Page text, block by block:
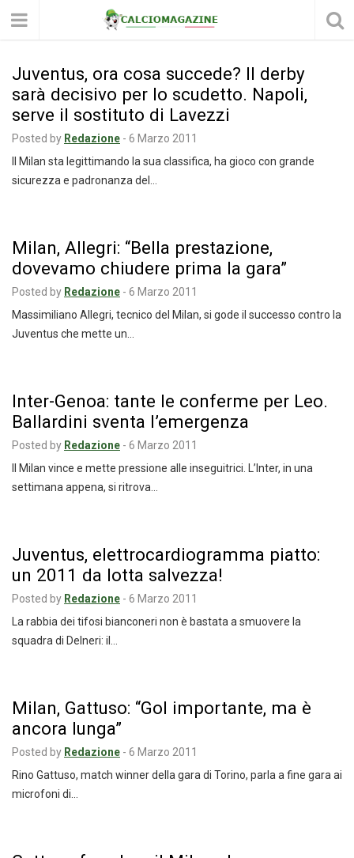
Juventus, ora cosa succede? Il derby
sarà decisivo per lo scudetto. Napoli,
serve il sostituto di Lavezzi
Posted by Redazione - 6 Marzo 2011
Il Milan sta legittimando la sua classifica, ha gioco con grande
sicurezza e padronanza del…
Milan, Allegri: “Bella prestazione,
dovevamo chiudere prima la gara”
Posted by Redazione - 6 Marzo 2011
Massimiliano Allegri, tecnico del Milan, si gode il successo contro la
Juventus che mette un…
Inter-Genoa: tante le conferme per Leo.
Ballardini sventa l’emergenza
Posted by Redazione - 6 Marzo 2011
Il Milan vince e mette pressione alle inseguitrici. L’Inter, in una
settimana appena, si ritrova…
Juventus, elettrocardiogramma piatto:
un 2011 da lotta salvezza!
Posted by Redazione - 6 Marzo 2011
La rabbia dei tifosi bianconeri non è bastata a smuovere la
squadra di Delneri: il…
Milan, Gattuso: “Gol importante, ma è
ancora lunga”
Posted by Redazione - 6 Marzo 2011
Rino Gattuso, match winner della gara di Torino, parla a fine gara ai
microfoni di…